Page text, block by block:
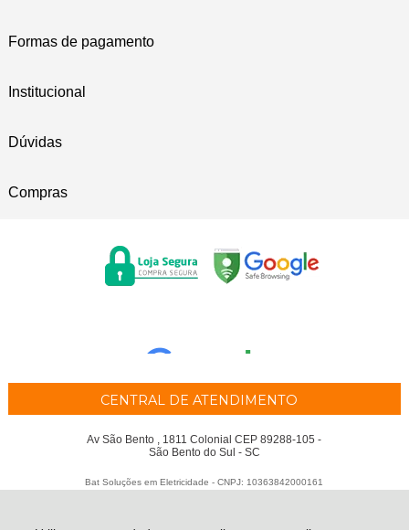
Formas de pagamento
Institucional
Dúvidas
Compras
CENTRAL DE ATENDIMENTO
Av São Bento , 1811 Colonial CEP 89288-105 -
São Bento do Sul - SC
Bat Soluções em Eletricidade - CNPJ: 10363842000161